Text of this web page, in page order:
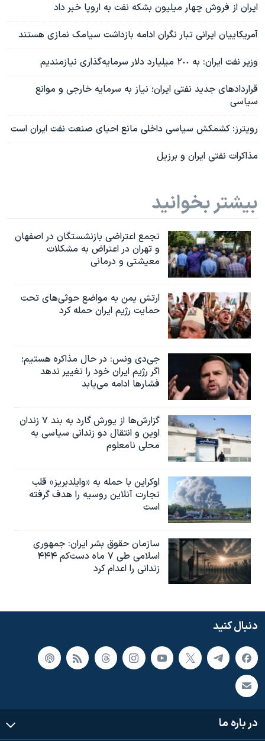
ایران از فروش چهار میلیون بشکه نفت به اروپا خبر داد
آمریکاییان ایرانی تبار نگران ادامه بازداشت سیامک نمازی هستند
وزیر نفت ایران: به ٢٠٠ میلیارد دلار سرمایه‌گذاری نیازمندیم
قراردادهای جديد نفتی ايران؛ نياز به سرمایه خارجی و موانع
سیاسی
رویترز: کشمکش‌ سیاسی داخلی مانع احیای صنعت نفت ایران است
مذاکرات نفتی ایران و برزیل
بیشتر بخوانید
تجمع اعتراضی بازنشستگان در اصفهان
و تهران در اعتراض به مشکلات
معیشتی و درمانی
ارتش یمن به مواضع حوثی‌های تحت
حمایت رژیم ایران حمله کرد
جی‌دی ونس: در حال مذاکره هستیم؛
اگر رژیم ایران خود را تغییر ندهد
فشارها ادامه می‌یابد
گزارش‌ها از یورش گارد به بند ۷ زندان
اوین و انتقال دو زندانی سیاسی به
محلی نامعلوم
اوکراین با حمله به «وایلدبریز» قلب
تجارت آنلاین روسیه را هدف گرفته
است
سازمان حقوق بشر ایران: جمهوری
اسلامی طی ۷ ماه دست‌کم ۴۴۴
زندانی را اعدام کرد
دنبال کنید
در باره ما